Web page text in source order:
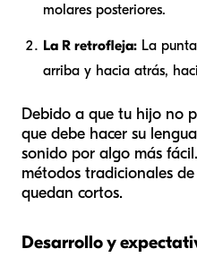
molares posteriores.
La R retrofleja: La
arriba y hacia atrás,
Debido a que tu hijo no
que debe hacer su
sonido por algo más
métodos tradicionales
quedan cortos.
Desarrollo y